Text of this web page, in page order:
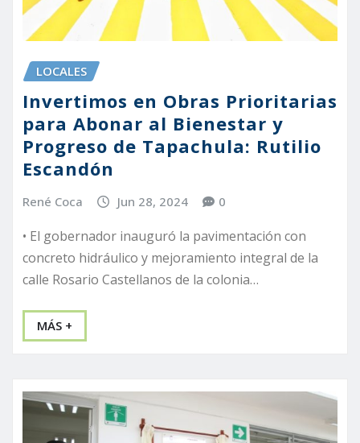
LOCALES
Invertimos en Obras Prioritarias
para Abonar al Bienestar y
Progreso de Tapachula: Rutilio
Escandón
René Coca Jun 28, 2024 0
• El gobernador inauguró la pavimentación con
concreto hidráulico y mejoramiento integral de la
calle Rosario Castellanos de la colonia…
MÁS +